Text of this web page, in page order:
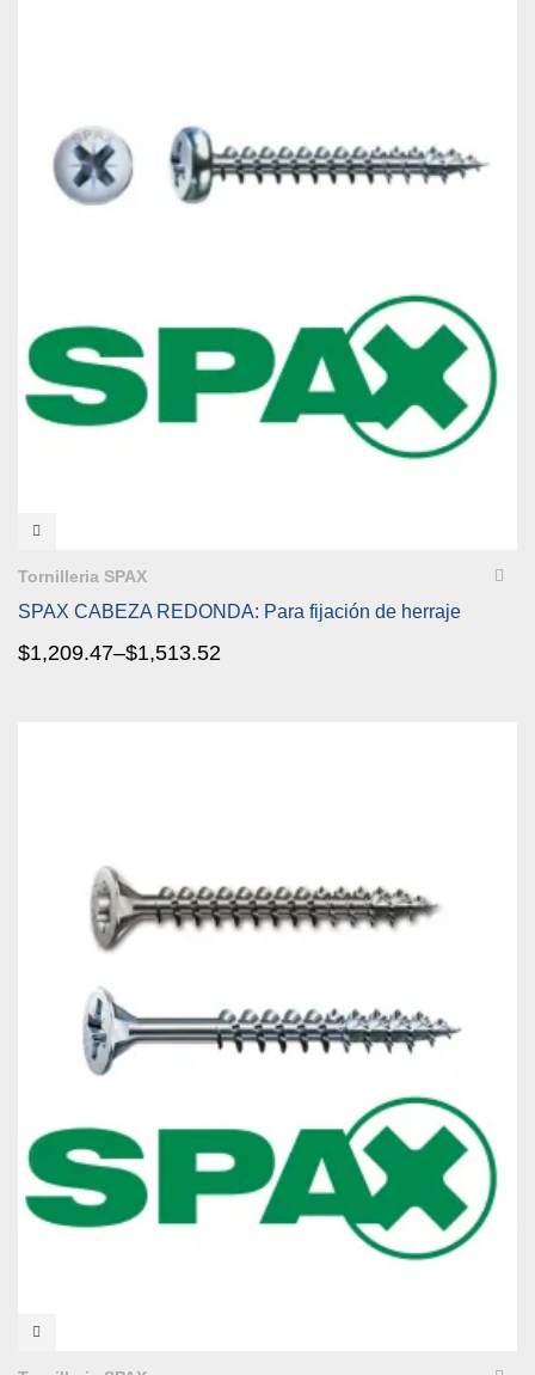
Tornilleria SPAX
SPAX CABEZA REDONDA: Para fijación de herraje
$1,209.47–$1,513.52